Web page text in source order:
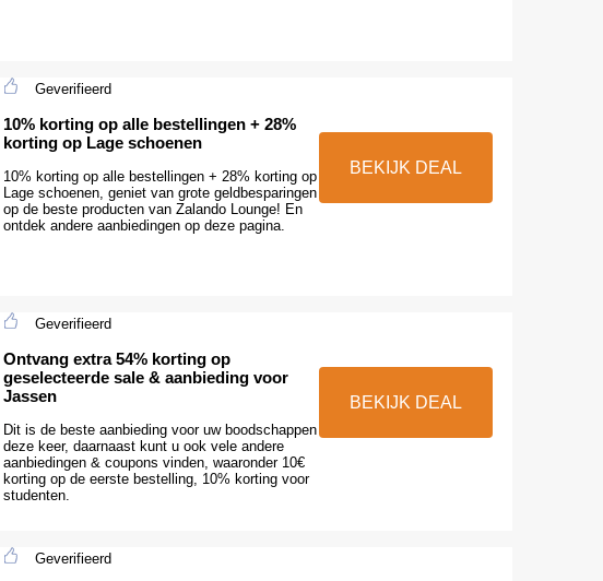
Geverifieerd
10% korting op alle bestellingen + 28%
korting op Lage schoenen
10% korting op alle bestellingen + 28% korting op
Lage schoenen, geniet van grote geldbesparingen
op de beste producten van Zalando Lounge! En
ontdek andere aanbiedingen op deze pagina.
BEKIJK DEAL
Geverifieerd
Ontvang extra 54% korting op
geselecteerde sale & aanbieding voor
Jassen
Dit is de beste aanbieding voor uw boodschappen
deze keer, daarnaast kunt u ook vele andere
aanbiedingen & coupons vinden, waaronder 10€
korting op de eerste bestelling, 10% korting voor
studenten.
BEKIJK DEAL
Geverifieerd